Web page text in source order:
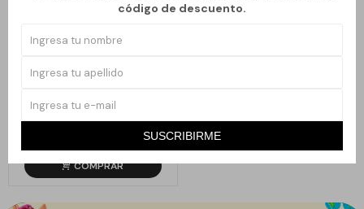
código de descuento.
SUSCRIBIRME
FUENTE DE AGUA BUDA IMPERIAL